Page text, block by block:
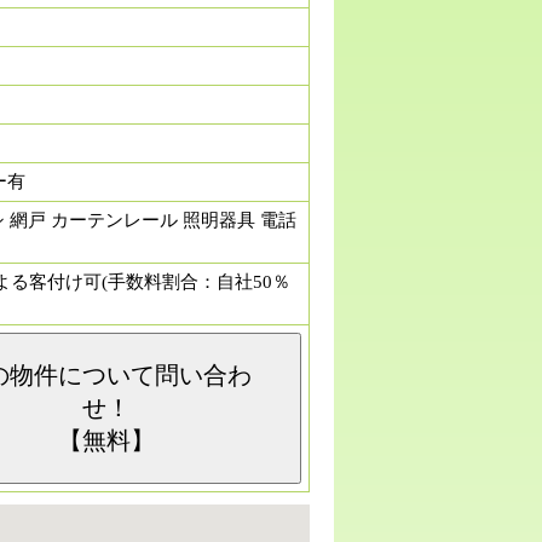
有
網戸 カーテンレール 照明器具 電話
客付け可(手数料割合：自社50％
物件について問い合わ
せ！
【無料】